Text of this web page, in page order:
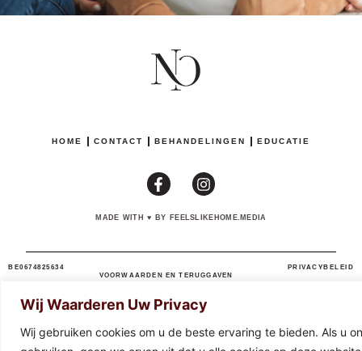
Wij Waarderen Uw Privacy
Wij gebruiken cookies om u de beste ervaring te bieden. Als u
HOME CONTACT BEHANDELINGEN EDUCATIE
MADE WITH♥ BY FEELSLIKEHOME.MEDIA
PRIVACYBELEID
BE0674825634
VOORWAARDEN EN TERUGGAVEN